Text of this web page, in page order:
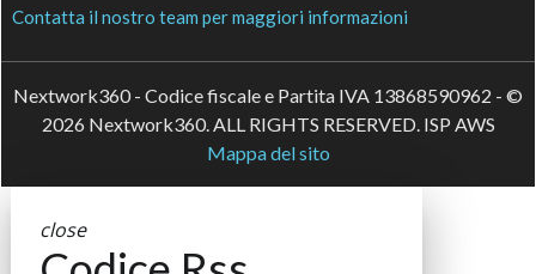
Contatta il nostro team per maggiori informazioni
Nextwork360 - Codice fiscale e Partita IVA 13868590962 - ©
2026 Nextwork360. ALL RIGHTS RESERVED. ISP AWS
Mappa del sito
close